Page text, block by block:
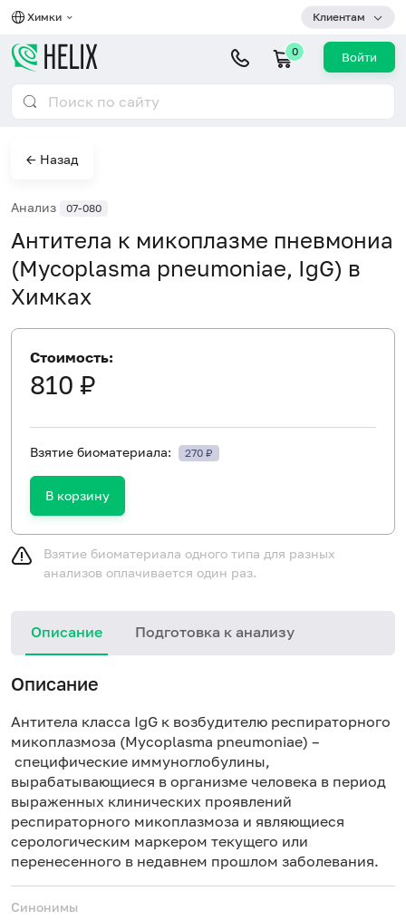
Химки Клиентам
0 Войти
← Назад
Анализ 07-080
Антитела к микоплазме пневмониа
(Mycoplasma pneumoniae, IgG) в
Химках
Стоимость:
810 ₽
Взятие биоматериала: 270 ₽
В корзину
Взятие биоматериала одного типа для разных
анализов оплачивается один раз.
Описание Подготовка к анализу
Описание
Антитела класса IgG к возбудителю респираторного
микоплазмоза (Mycoplasma pneumoniae) –
специфические иммуноглобулины,
вырабатывающиеся в организме человека в период
выраженных клинических проявлений
респираторного микоплазмоза и являющиеся
серологическим маркером текущего или
перенесенного в недавнем прошлом заболевания.
Синонимы